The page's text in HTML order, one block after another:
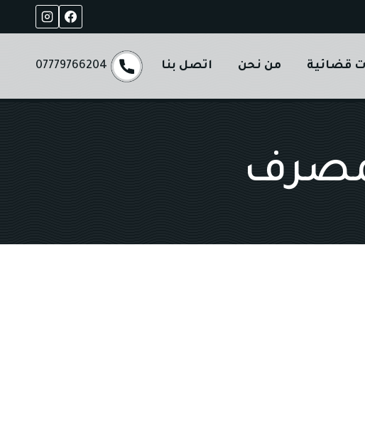
قضائية من نحن اتصل بنا 07779766204